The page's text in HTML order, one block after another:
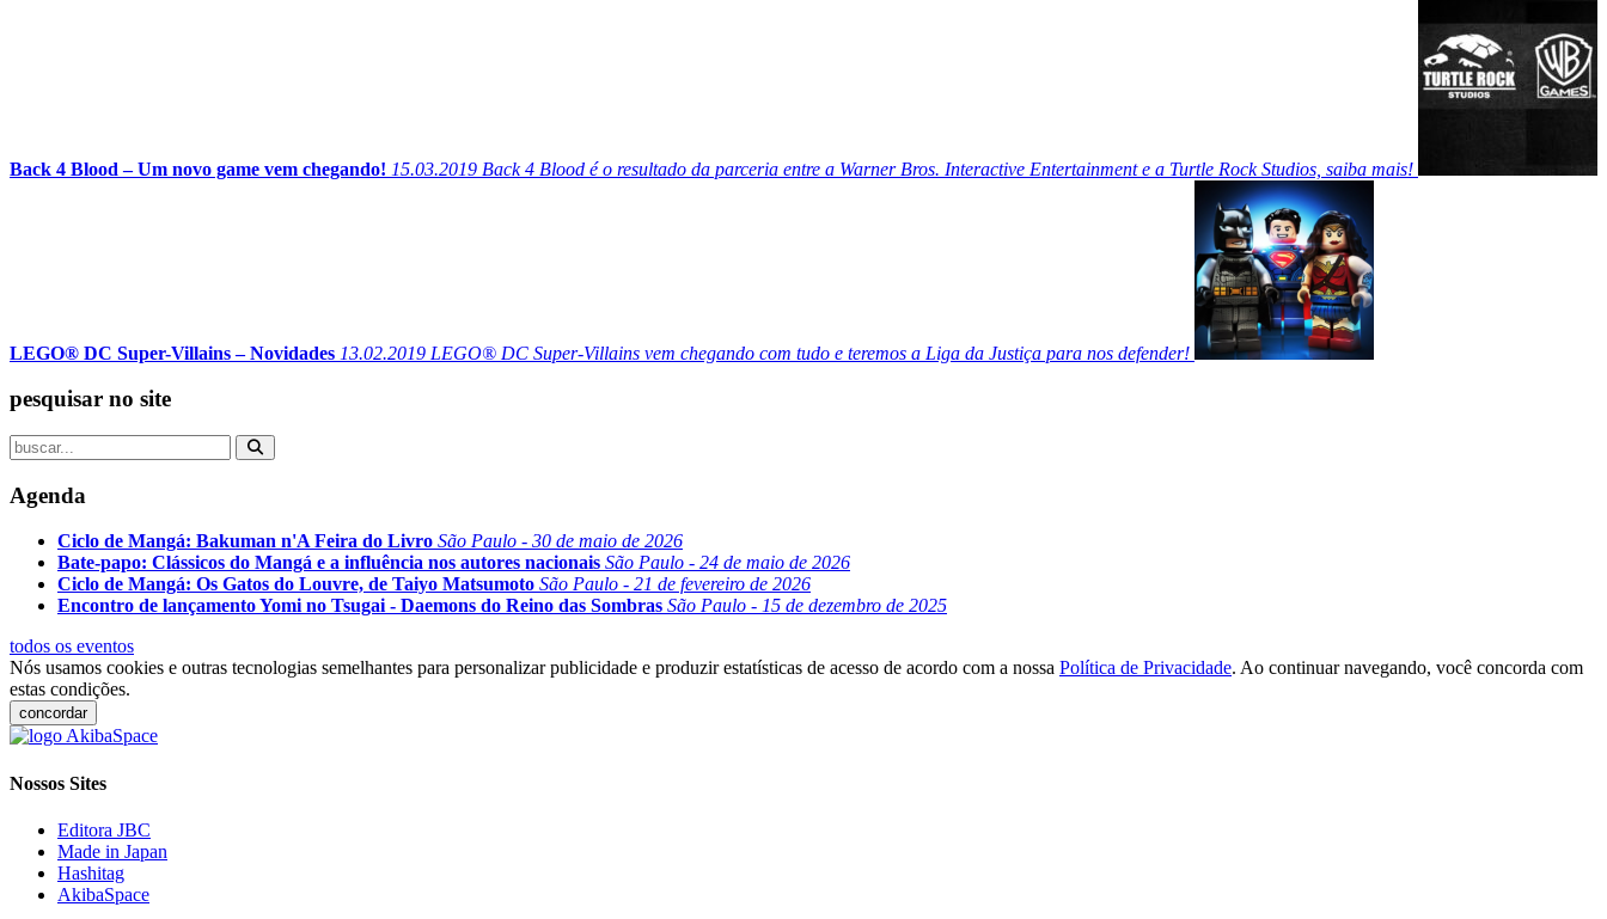
Back 4 Blood – Um novo game vem chegando! 15.03.2019 Back 4 Blood é o resultado da parceria entre a Warner Bros. Interactive Entertainment e a Turtle Rock Studios, saiba mais!
LEGO® DC Super-Villains – Novidades 13.02.2019 LEGO® DC Super-Villains vem chegando com tudo e teremos a Liga da Justiça para nos defender!
pesquisar no site
Agenda
Ciclo de Mangá: Bakuman n'A Feira do Livro São Paulo - 30 de maio de 2026
Bate-papo: Clássicos do Mangá e a influência nos autores nacionais São Paulo - 24 de maio de 2026
Ciclo de Mangá: Os Gatos do Louvre, de Taiyo Matsumoto São Paulo - 21 de fevereiro de 2026
Encontro de lançamento Yomi no Tsugai - Daemons do Reino das Sombras São Paulo - 15 de dezembro de 2025
todos os eventos
Nós usamos cookies e outras tecnologias semelhantes para personalizar publicidade e produzir estatísticas de acesso de acordo com a nossa Política de Privacidade. Ao continuar navegando, você concorda com
estas condições.
concordar
Nossos Sites
Editora JBC
Made in Japan
Hashitag
AkibaSpace